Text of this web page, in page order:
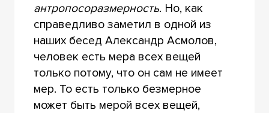
антропосоразмерность. Но, как
справедливо заметил в одной из
наших бесед Александр Асмолов,
человек есть мера всех вещей
только потому, что он сам не имеет
мер. То есть только безмерное
может быть мерой всех вещей,